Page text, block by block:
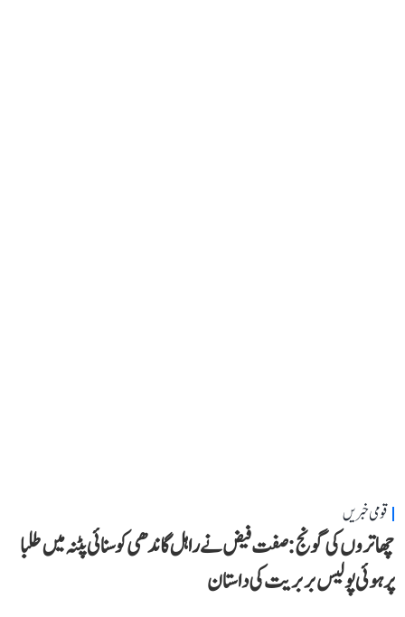
قومی خبریں
چھاتروں کی گونج: صفت فیض نے راہل گاندھی کو سنائی پٹنہ میں طلبا
پر ہوئی پولیس بربریت کی داستان